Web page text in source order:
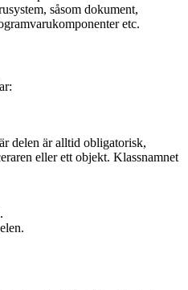
såsom dokument,
etc.
delen är alltid obligatorisk,
eller ett objekt. Klassnamnet